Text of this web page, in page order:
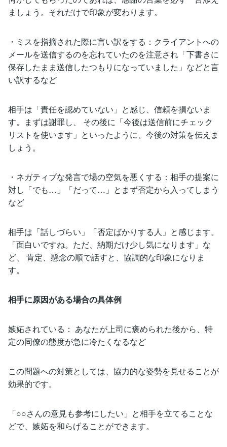
ましょう。それだけで印象が変わります。
・ミスを指摘された際に言い訳をする：クライアントへの
メールを送信するのを忘れていたのを注意され「下書きに
保存したまま送信したつもりになっていました」などと言
い訳するなど
相手は「責任を認めていない」と感じ、信頼を損ないま
す。まずは謝罪し、 その後に「今後は送信前にチェック
リストを使います」といったように、今後の対策を伝えま
しょう。
・ネガティブな発言で場の空気を悪くする：相手の提案に
対し「でも…」「だって…」とまず否定から入ってしまう
など
相手は「話しづらい」「否定ばかりする人」と感じます。
「面白いですね。ただ、納期だけ少し気になります」な
ど、 肯定、懸念の順で話すと、協調的な印象になりま
す。
相手に原因がある場合の具体例
嫉妬されている： あなたが上司に褒められた後から、特
定の同僚の態度が急に冷たくなるなど
この問題への対策としては、協力的な姿勢を見せることが
効果的です。
「○○さんの意見も参考にしたい」と相手を立てることな
どで、嫉妬を和らげることができます。